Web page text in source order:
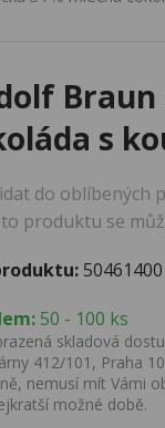
Braun
s
do oblíbených
produktu se
50461400
50 - 100 ks
skladová
412/101, Praha
nemusí mít Vámi
možné době.